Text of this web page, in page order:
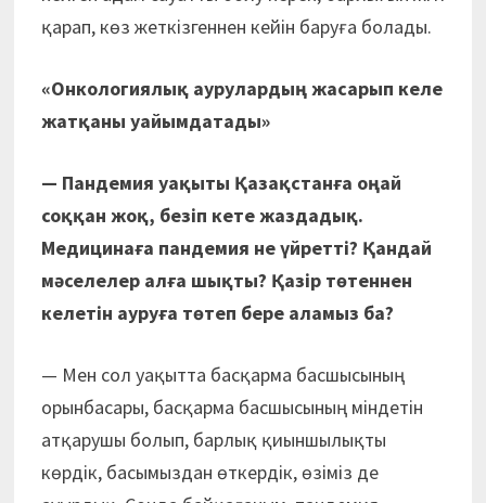
қарап, көз жеткізгеннен кейін баруға болады.
«Онкологиялық аурулардың жасарып келе
жатқаны уайымдатады»
— Пандемия уақыты Қазақстанға оңай
соққан жоқ, безіп кете жаздадық.
Медицинаға пандемия не үйретті? Қандай
мәселелер алға шықты? Қазір төтеннен
келетін ауруға төтеп бере аламыз ба?
— Мен сол уақытта басқарма басшысының
орынбасары, басқарма басшысының міндетін
атқарушы болып, барлық қиыншылықты
көрдік, басымыздан өткердік, өзіміз де